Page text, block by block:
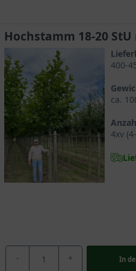
bereitet. Der imposante
verzaubert die Platanus
Großbaum ist ein
Ufernähe gepflanzt, hier
sehr populär für die
Hochstamm 18-20 StU
400-
ca.
4xv
- + In